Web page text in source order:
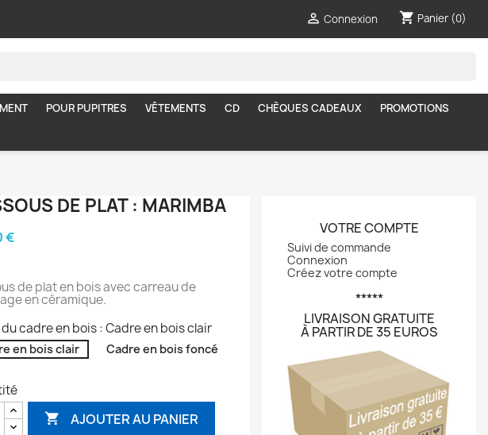
 Connexion shopping_cart Panier (0)
POUR PUPITRES VÊTEMENTS CD CHÈQUES CADEAUX
PROMOTIONS
DE PLAT : MARIMBA
€
de plat en bois avec carreau de
en céramique.
cadre en bois : Cadre en bois clair
en bois clair Cadre en bois foncé
 AJOUTER AU PANIER
VOTRE COMPTE
Suivi de commande
Connexion
Créez votre compte
*****
LIVRAISON GRATUITE
À PARTIR DE 35 EUROS